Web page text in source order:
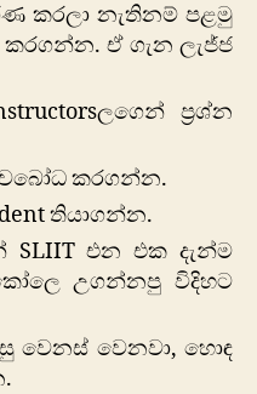
කරලා නැතිනම් පළමු
ඒ ගැන ලැජ්ජ
ප්‍රශ්න
කරගන්න.
තියාගන්න.
SLIIT එන එක දැන්ම
උගන්නපු විදිහට
වෙනස් වෙනවා, හොඳ